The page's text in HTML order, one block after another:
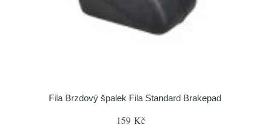
Fila Brzdový špalek Fila Standard Brakepad
159 Kč